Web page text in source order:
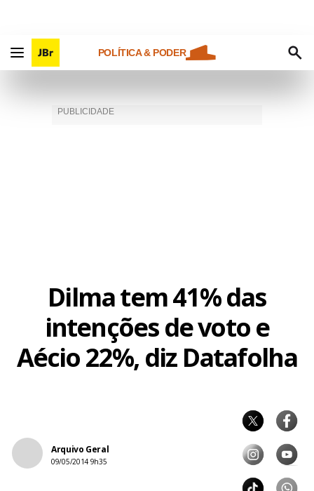
POLÍTICA & PODER
Dilma tem 41% das
intenções de voto e
Aécio 22%, diz Datafolha
Arquivo Geral
09/05/2014 9h35